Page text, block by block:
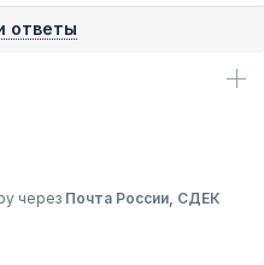
ответы
через Почта России, СДЕК